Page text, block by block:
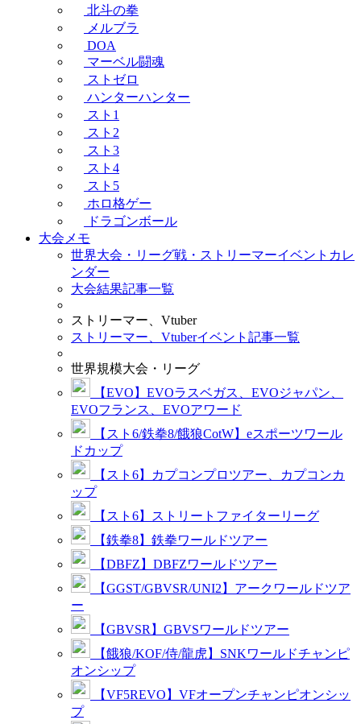
北斗の拳
メルブラ
DOA
マーベル闘魂
ストゼロ
ハンターハンター
スト1
スト2
スト3
スト4
スト5
ホロ格ゲー
ドラゴンボール
大会メモ
世界大会・リーグ戦・ストリーマーイベントカレ
ンダー
大会結果記事一覧
ストリーマー、Vtuber
ストリーマー、Vtuberイベント記事一覧
世界規模大会・リーグ
【EVO】EVOラスベガス、EVOジャパン、
EVOフランス、EVOアワード
【スト6/鉄拳8/餓狼CotW】eスポーツワール
ドカップ
【スト6】カプコンプロツアー、カプコンカ
ップ
【スト6】ストリートファイターリーグ
【鉄拳8】鉄拳ワールドツアー
【DBFZ】DBFZワールドツアー
【GGST/GBVSR/UNI2】アークワールドツア
ー
【GBVSR】GBVSワールドツアー
【餓狼/KOF/侍/龍虎】SNKワールドチャンピ
オンシップ
【VF5REVO】VFオープンチャンピオンシッ
プ